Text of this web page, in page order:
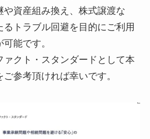
や資産組み換え、株式譲渡な
るトラブル回避を目的にご利用
能です。
ァクト・スタンダードとして本
参考頂ければ幸いです。